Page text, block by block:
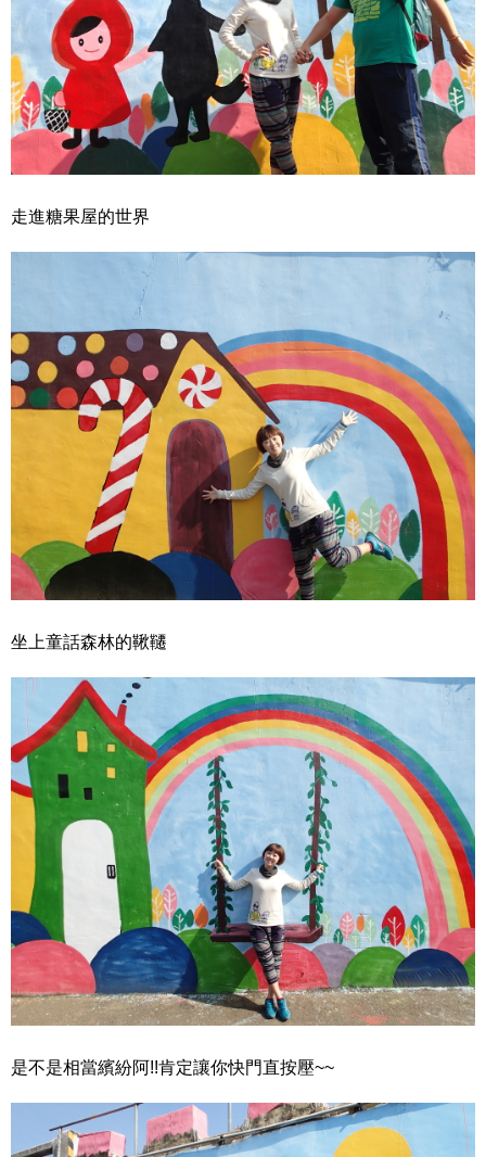
走進糖果屋的世界
坐上童話森林的鞦韆
是不是相當繽紛阿!!肯定讓你快門直按壓~~